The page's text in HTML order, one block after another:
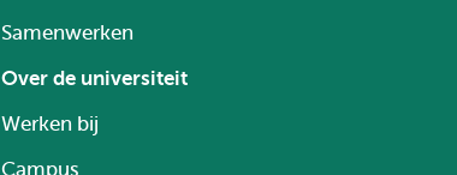
Samenwerken
Over de universiteit
Werken bij
Campus